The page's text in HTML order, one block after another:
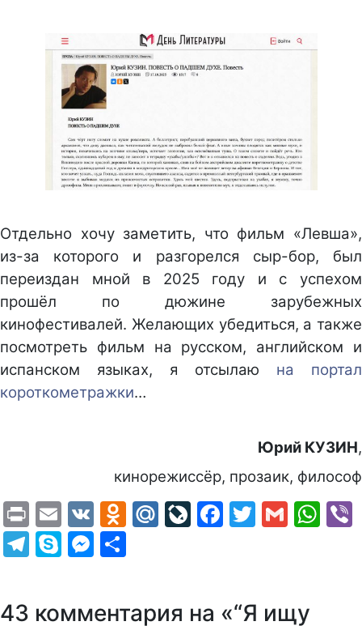
Отдельно хочу заметить, что фильм «Левша»,
из-за которого и разгорелся сыр-бор, был
переиздан мной в 2025 году и с успехом
прошёл по дюжине зарубежных
кинофестивалей. Желающих убедиться, а также
посмотреть фильм на русском, английском и
испанском языках, я отсылаю на портал
короткометражки…
Юрий КУЗИН,
кинорежиссёр, прозаик, философ
PrintEmail
VK Odnoklassniki
Mail.Ru
LiveJournal
Facebook
Twitter
Gmail
Telegram
SkypeMessenger
43 комментария на «“Я ищу